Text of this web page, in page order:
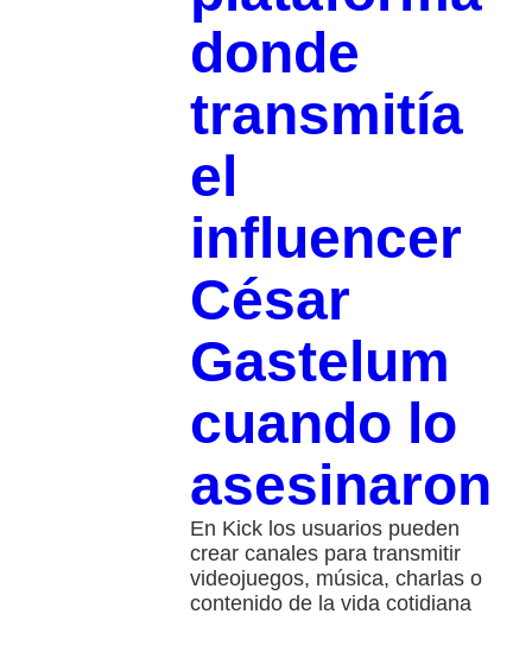
donde
transmitía
el
influencer
César
Gastelum
cuando lo
asesinaron
En Kick los usuarios pueden
crear canales para transmitir
videojuegos, música, charlas o
contenido de la vida cotidiana